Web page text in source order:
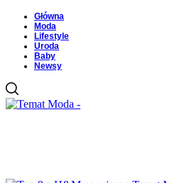
Główna
Moda
Lifestyle
Uroda
Baby
Newsy